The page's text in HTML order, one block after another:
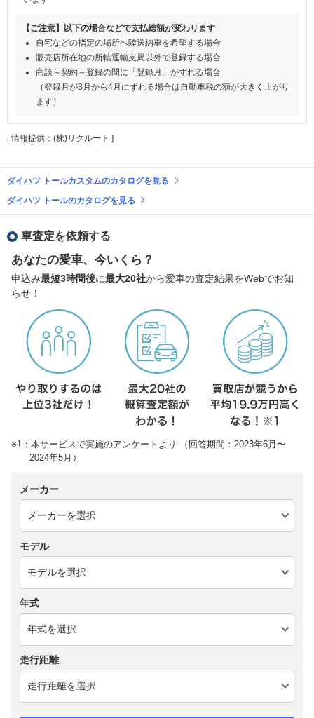
【ご注意】以下の場合などで支払総額が変わります
自宅などの指定の場所へ陸送納車を希望する場合
販売店所在地の所轄運輸支局以外で登録する場合
商談～契約～登録の間に「登録月」がずれる場合
（登録月が3月から4月にずれる場合は自動車税の額が大きく上がり
ます）
[ 情報提供：(株)リクルート ]
ダイハツ トールカスタムのカタログを見る
ダイハツ トールのカタログを見る
車査定を依頼する
あなたの愛車、今いくら？
申込み最短3時間後に最大20社から愛車の査定結果をWebでお知
らせ！
※1：本サービスで実施のアンケートより （回答期間：2023年6月〜
2024年5月）
メーカー
モデル
年式
走行距離